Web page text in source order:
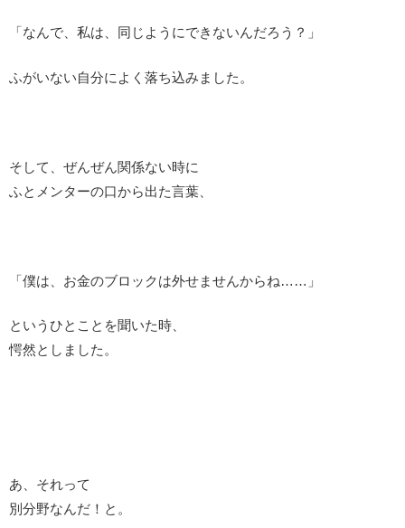
「なんで、私は、同じようにできないんだろう？」
ふがいない自分によく落ち込みました。
そして、ぜんぜん関係ない時に
ふとメンターの口から出た言葉、
「僕は、お金のブロックは外せませんからね……」
というひとことを聞いた時、
愕然としました。
あ、それって
別分野なんだ！と。